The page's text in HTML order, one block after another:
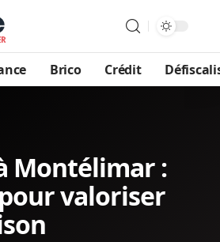
Brico Crédit
Montélimar :
valoriser